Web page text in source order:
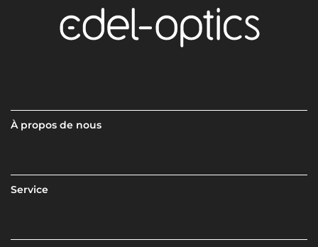
À propos de nous
Service